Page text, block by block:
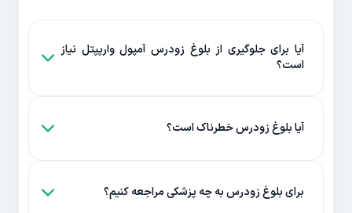
آیا برای جلوگیری از بلوغ زودرس آمپول وارپپتل نیاز
است؟
آیا بلوغ زودرس خطرناک است؟
برای بلوغ زودرس به چه پزشکی مراجعه کنیم؟